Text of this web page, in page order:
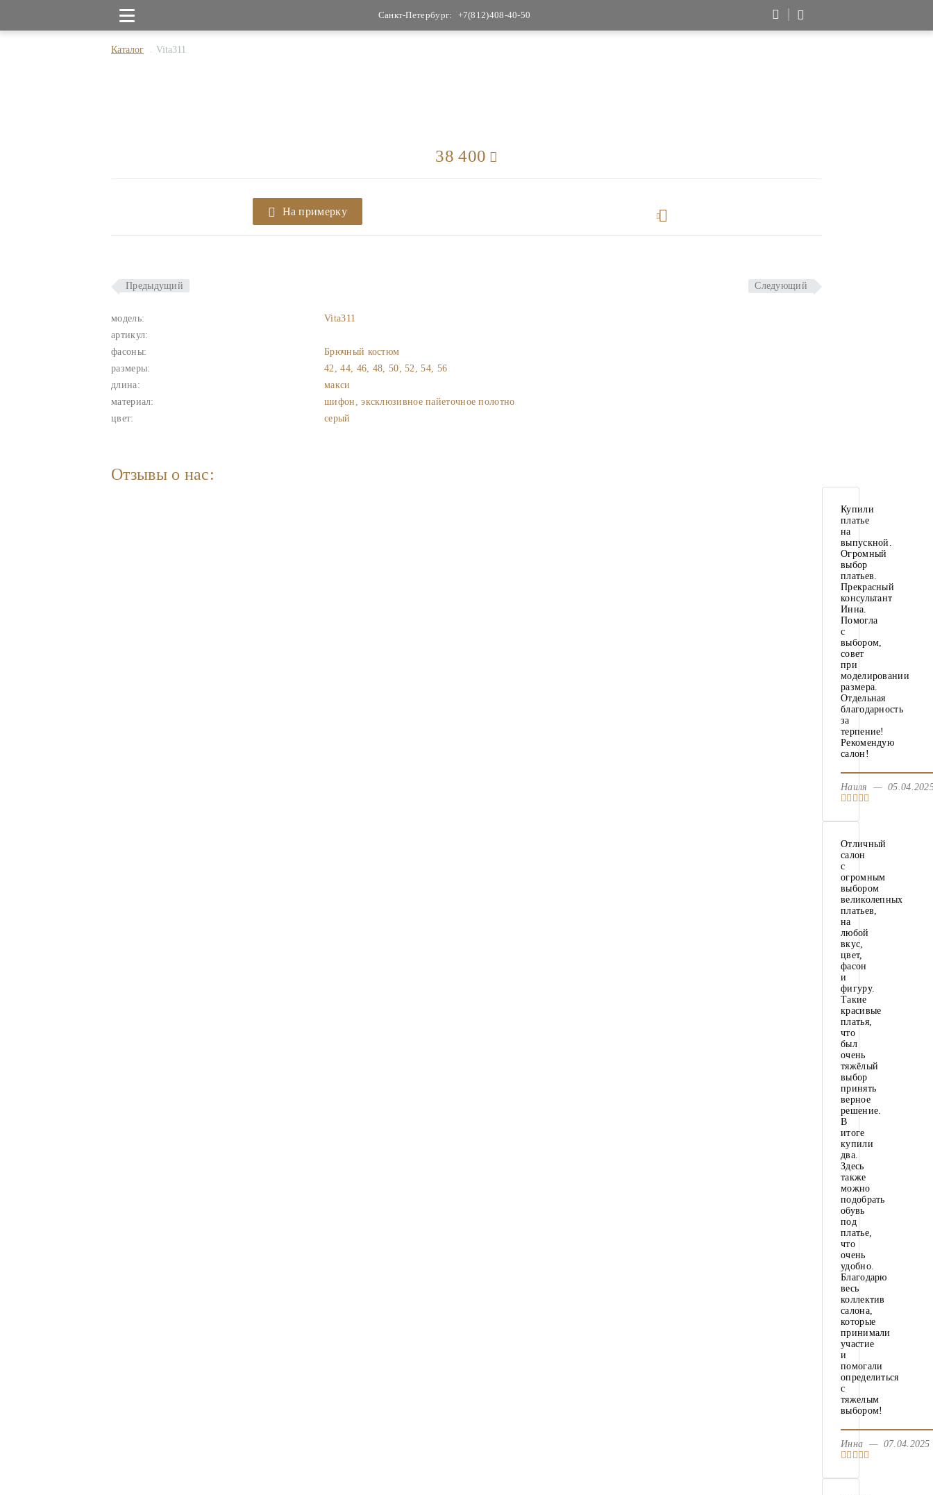
Санкт-Петербург: +7(812)408-40-50
Каталог Vita311
38 400
На примерку
Предыдущий Следующий
модель:
Vita311
артикул:
фасоны:
Брючный костюм
размеры:
42, 44, 46, 48, 50, 52, 54, 56
длина:
макси
материал:
шифон, эксклюзивное пайеточное полотно
цвет:
серый
Отзывы о нас:
Купили
платье
на
выпускной.
Огромный
выбор
платьев.
Прекрасный
консультант
Инна.
Помогла
с
выбором,
совет
при
моделировании
размера.
Отдельная
благодарность
за
терпение!
Рекомендую
салон!
Наиля —
Отличный
салон
с
огромным
выбором
великолепных
платьев,
на
любой
вкус,
цвет,
фасон
и
фигуру.
Такие
красивые
платья,
что
был
очень
тяжёлый
выбор
принять
верное
решение.
В
итоге
купили
два.
Здесь
также
можно
подобрать
обувь
под
платье,
что
очень
удобно.
Благодарю
весь
коллектив
салона,
которые
принимали
участие
и
помогали
определиться
с
тяжелым
выбором!
Инна —